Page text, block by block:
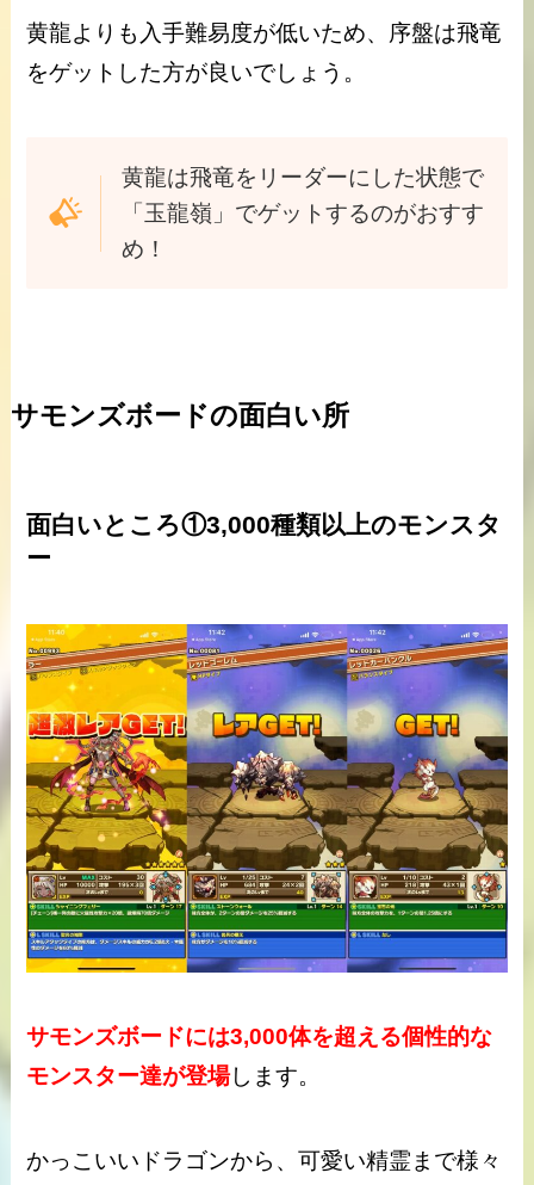
黄龍よりも入手難易度が低いため、序盤は飛竜
をゲットした方が良いでしょう。
黄龍は飛竜をリーダーにした状態で
「玉龍嶺」でゲットするのがおすす
め！
サモンズボードの面白い所
面白いところ①3,000種類以上のモンスタ
ー
サモンズボードには3,000体を超える個性的な
モンスター達が登場します。
かっこいいドラゴンから、可愛い精霊まで様々